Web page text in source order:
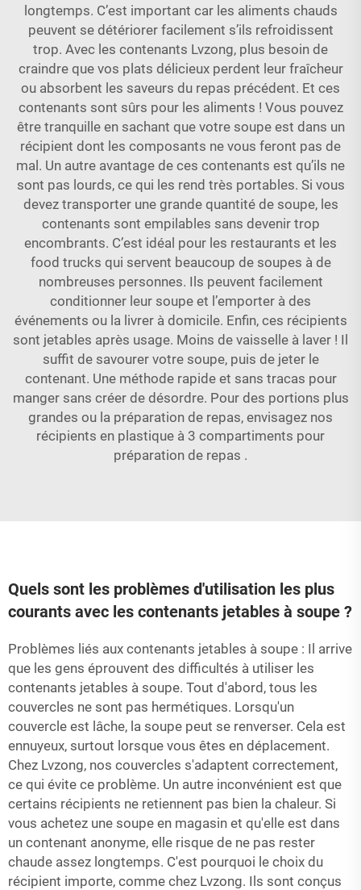
longtemps. C’est important car les aliments chauds
peuvent se détériorer facilement s’ils refroidissent
trop. Avec les contenants Lvzong, plus besoin de
craindre que vos plats délicieux perdent leur fraîcheur
ou absorbent les saveurs du repas précédent. Et ces
contenants sont sûrs pour les aliments ! Vous pouvez
être tranquille en sachant que votre soupe est dans un
récipient dont les composants ne vous feront pas de
mal. Un autre avantage de ces contenants est qu’ils ne
sont pas lourds, ce qui les rend très portables. Si vous
devez transporter une grande quantité de soupe, les
contenants sont empilables sans devenir trop
encombrants. C’est idéal pour les restaurants et les
food trucks qui servent beaucoup de soupes à de
nombreuses personnes. Ils peuvent facilement
conditionner leur soupe et l’emporter à des
événements ou la livrer à domicile. Enfin, ces récipients
sont jetables après usage. Moins de vaisselle à laver ! Il
suffit de savourer votre soupe, puis de jeter le
contenant. Une méthode rapide et sans tracas pour
manger sans créer de désordre. Pour des portions plus
grandes ou la préparation de repas, envisagez nos
récipients en plastique à 3 compartiments pour
préparation de repas .
Quels sont les problèmes d'utilisation les plus
courants avec les contenants jetables à soupe ?
Problèmes liés aux contenants jetables à soupe : Il arrive
que les gens éprouvent des difficultés à utiliser les
contenants jetables à soupe. Tout d'abord, tous les
couvercles ne sont pas hermétiques. Lorsqu'un
couvercle est lâche, la soupe peut se renverser. Cela est
ennuyeux, surtout lorsque vous êtes en déplacement.
Chez Lvzong, nos couvercles s'adaptent correctement,
ce qui évite ce problème. Un autre inconvénient est que
certains récipients ne retiennent pas bien la chaleur. Si
vous achetez une soupe en magasin et qu'elle est dans
un contenant anonyme, elle risque de ne pas rester
chaude assez longtemps. C'est pourquoi le choix du
récipient importe, comme chez Lvzong. Ils sont conçus